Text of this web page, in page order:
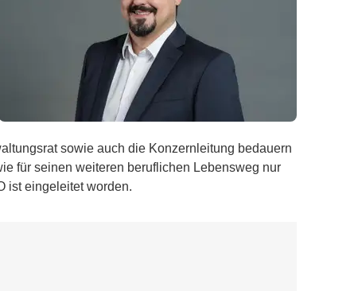
sowie auch die Konzernleitung bedauern
für seinen weiteren beruflichen Lebensweg nur
ist eingeleitet worden.